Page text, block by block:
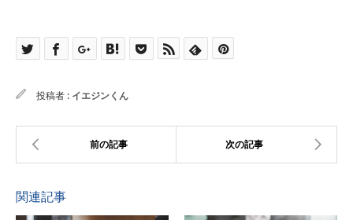
投稿者 : イエジンくん
関連記事